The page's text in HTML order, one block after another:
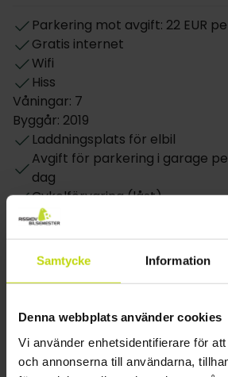
Samtycke Information
Denna webbplats använder cookies
Vi använder enhetsidentifierare för
och annonserna till användarna,
Parkering mot avgift: 22 EUR
Gratis internet
Wifi
Hiss
Våningar: 7
Byggår: 2019
Laddningsplats för elbil
Avgift för parkering i garage
dag
Cykelförvaring (låst)
Motorcykelförvaring
P-hus
Restaurang
Bar
Möjlighet till laktosfri kost
Möjlighet till glutenfri kost